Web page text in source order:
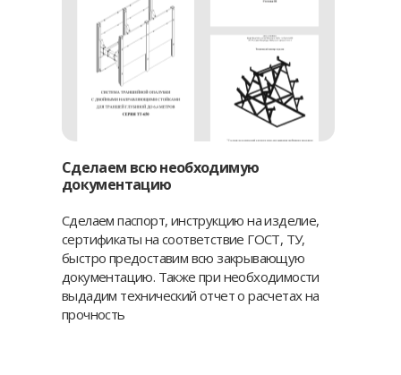
Сделаем всю необходимую
документацию
Сделаем паспорт, инструкцию на изделие,
сертификаты на соответствие ГОСТ, ТУ,
быстро предоставим всю закрывающую
документацию. Также при необходимости
выдадим технический отчет о расчетах на
прочность